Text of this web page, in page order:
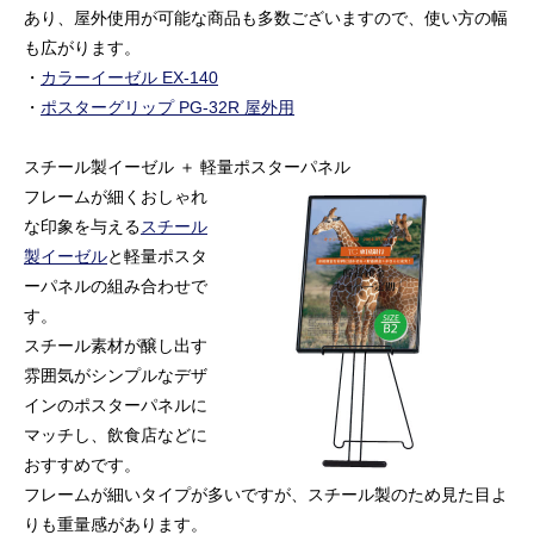
あり、屋外使用が可能な商品も多数ございますので、使い方の幅
も広がります。
・ カラーイーゼル EX-140
・ ポスターグリップ PG-32R 屋外用
スチール製イーゼル ＋ 軽量ポスターパネル
フレームが細くおしゃれ
な印象を与えるスチール
製イーゼルと軽量ポスタ
ーパネルの組み合わせで
す。
スチール素材が醸し出す
雰囲気がシンプルなデザ
インのポスターパネルに
マッチし、飲食店などに
おすすめです。
フレームが細いタイプが多いですが、スチール製のため見た目よ
りも重量感があります。